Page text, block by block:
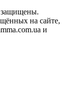
на сайте,
и